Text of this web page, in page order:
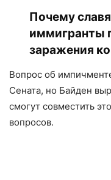
Почему
иммигранты
заражения
Вопрос об
Сената, но Байден
смогут совместить
вопросов.